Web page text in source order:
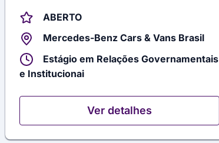
ABERTO
Mercedes-Benz Cars & Vans Brasil
Estágio em Relações Governamentais
e Institucionai
Ver detalhes